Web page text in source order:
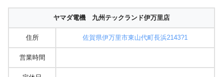
ヤマダ電機 九州テックランド伊万里店
住所 佐賀県伊万里市東山代町長浜2143?1
営業時間